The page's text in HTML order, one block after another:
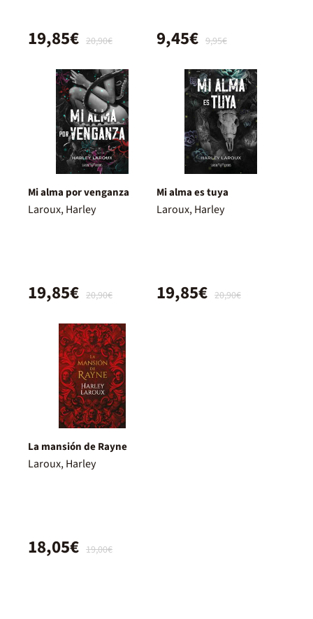
20,90€
19,85€ 9,95€
9,45€
Mi alma por venganza
Laroux, Harley
20,90€
19,85€
Mi alma es tuya
Laroux, Harley
20,90€
19,85€
La mansión de Rayne
Laroux, Harley
19,00€
18,05€